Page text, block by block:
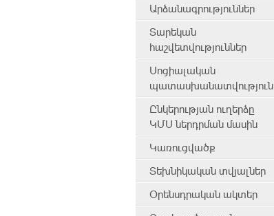
Արձանագրություններ
Տարեկան
հաշվետվություններ
Սոցիալական
պատասխանատվություն
Ընկերության ուղերձը
ԿՄՍ ներդրման մասին
Կառուցվածք
Տեխնիկական տվյալներ
Օրենսդրական ակտեր